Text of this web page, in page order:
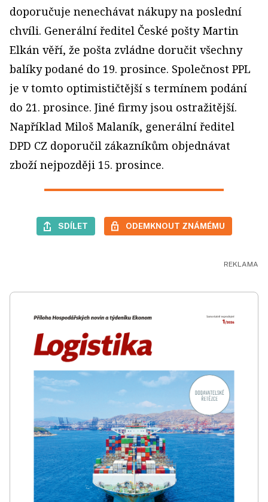
doporučuje nenechávat nákupy na poslední
chvíli. Generální ředitel České pošty Martin
Elkán věří, že pošta zvládne doručit všechny
balíky podané do 19. prosince. Společnost PPL
je v tomto optimističtější s termínem podání
do 21. prosince. Jiné firmy jsou ostražitější.
Například Miloš Malaník, generální ředitel
DPD CZ doporučil zákazníkům objednávat
zboží nejpozději 15. prosince.
SDÍLET ODEMKNOUT ZNÁMÉMU